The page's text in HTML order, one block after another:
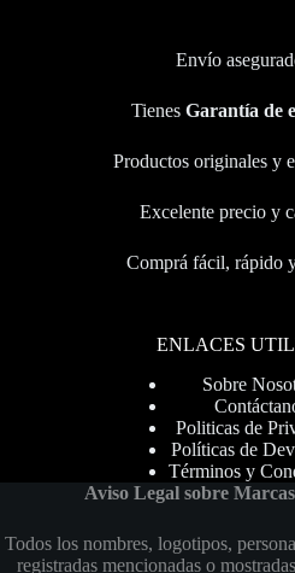
Envío
Tienes Garantía de
Productos originales y
Excelente precio y
Comprá fácil, rápido
ENLACES
Sobre
Politicas de
Políticas de
Términos y
Aviso Legal sobre
Todos los nombres, logotipos,
registradas mencionadas o